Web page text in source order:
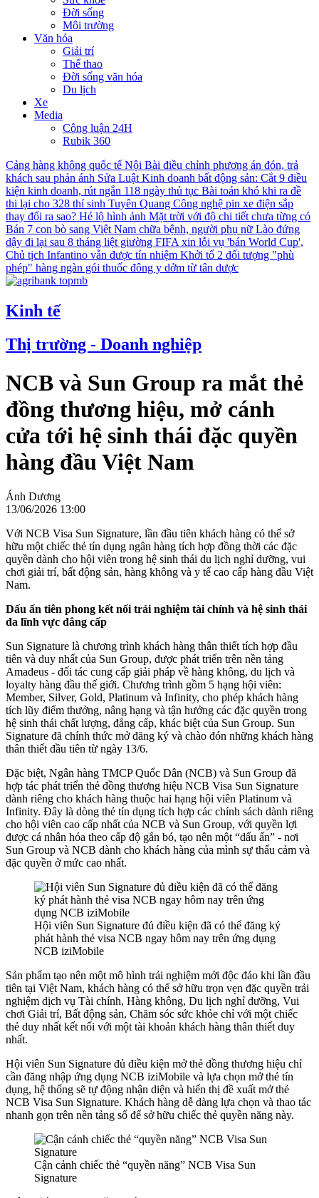
Đời sống
Môi trường
Văn hóa
Giải trí
Thể thao
Đời sống văn hóa
Du lịch
Xe
Media
Công luận 24H
Rubik 360
Cảng hàng không quốc tế Nội Bài điều chỉnh phương án đón, trả
khách sau phản ánh Sửa Luật Kinh doanh bất động sản: Cắt 9 điều
kiện kinh doanh, rút ngắn 118 ngày thủ tục Bài toán khó khi ra đề
thi lại cho 328 thí sinh Tuyên Quang Công nghệ pin xe điện sắp
thay đổi ra sao? Hé lộ hình ảnh Mặt trời với độ chi tiết chưa từng có
Bán 7 con bò sang Việt Nam chữa bệnh, người phụ nữ Lào đứng
dậy đi lại sau 8 tháng liệt giường FIFA xin lỗi vụ 'bán World Cup',
Chủ tịch Infantino vẫn được tín nhiệm Khởi tố 2 đối tượng "phù
phép" hàng ngàn gói thuốc đông y dởm từ tân dược
Kinh tế
Thị trường - Doanh nghiệp
NCB và Sun Group ra mắt thẻ
đồng thương hiệu, mở cánh
cửa tới hệ sinh thái đặc quyền
hàng đầu Việt Nam
Ánh Dương
13/06/2026 13:00
Với NCB Visa Sun Signature, lần đầu tiên khách hàng có thể sở
hữu một chiếc thẻ tín dụng ngân hàng tích hợp đồng thời các đặc
quyền dành cho hội viên trong hệ sinh thái du lịch nghỉ dưỡng, vui
chơi giải trí, bất động sản, hàng không và y tế cao cấp hàng đầu Việt
Nam.
Dấu ấn tiên phong kết nối trải nghiệm tài chính và hệ sinh thái
đa lĩnh vực đẳng cấp
Sun Signature là chương trình khách hàng thân thiết tích hợp đầu
tiên và duy nhất của Sun Group, được phát triển trên nền tảng
Amadeus - đối tác cung cấp giải pháp về hàng không, du lịch và
loyalty hàng đầu thế giới. Chương trình gồm 5 hạng hội viên:
Member, Silver, Gold, Platinum và Infinity, cho phép khách hàng
tích lũy điểm thưởng, nâng hạng và tận hưởng các đặc quyền trong
hệ sinh thái chất lượng, đẳng cấp, khác biệt của Sun Group. Sun
Signature đã chính thức mở đăng ký và chào đón những khách hàng
thân thiết đầu tiên từ ngày 13/6.
Đặc biệt, Ngân hàng TMCP Quốc Dân (NCB) và Sun Group đã
hợp tác phát triển thẻ đồng thương hiệu NCB Visa Sun Signature
dành riêng cho khách hàng thuộc hai hạng hội viên Platinum và
Infinity. Đây là dòng thẻ tín dụng tích hợp các chính sách dành riêng
cho hội viên cao cấp nhất của NCB và Sun Group, với quyền lợi
được cá nhân hóa theo cấp độ gắn bó, tạo nên một “dấu ấn” - nơi
Sun Group và NCB dành cho khách hàng của mình sự thấu cảm và
đặc quyền ở mức cao nhất.
Hội viên Sun Signature đủ điều kiện đã có thể đăng ký
phát hành thẻ visa NCB ngay hôm nay trên ứng dụng
NCB iziMobile
Sản phẩm tạo nên một mô hình trải nghiệm mới độc đáo khi lần đầu
tiên tại Việt Nam, khách hàng có thể sở hữu trọn vẹn đặc quyền trải
nghiệm dịch vụ Tài chính, Hàng không, Du lịch nghỉ dưỡng, Vui
chơi Giải trí, Bất động sản, Chăm sóc sức khỏe chỉ với một chiếc
thẻ duy nhất kết nối với một tài khoản khách hàng thân thiết duy
nhất.
Hội viên Sun Signature đủ điều kiện mở thẻ đồng thương hiệu chỉ
cần đăng nhập ứng dụng NCB iziMobile và lựa chọn mở thẻ tín
dụng, hệ thống sẽ tự động nhận diện và hiển thị đề xuất mở thẻ
NCB Visa Sun Signature. Khách hàng dễ dàng lựa chọn và thao tác
nhanh gọn trên nền tảng số để sở hữu chiếc thẻ quyền năng này.
Cận cảnh chiếc thẻ “quyền năng” NCB Visa Sun
Signature